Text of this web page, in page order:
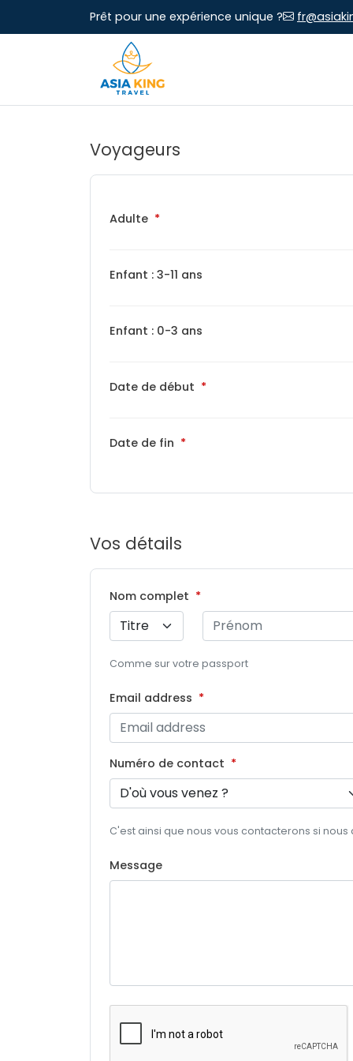
Prêt pour une expérience unique ?
Voyageurs
Adulte
Enfant : 3-11 ans
Enfant : 0-3 ans
Date de début
Date de fin
Vos détails
Nom complet
Comme sur votre passport
Email address
Numéro de contact
C'est ainsi que nous vous contacterons si
Message